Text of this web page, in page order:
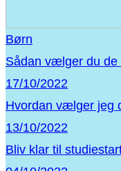
Børn
Sådan vælger du de
17/10/2022
Hvordan vælger jeg
13/10/2022
Bliv klar til